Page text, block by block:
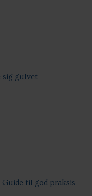
sig gulvet
til god praksis